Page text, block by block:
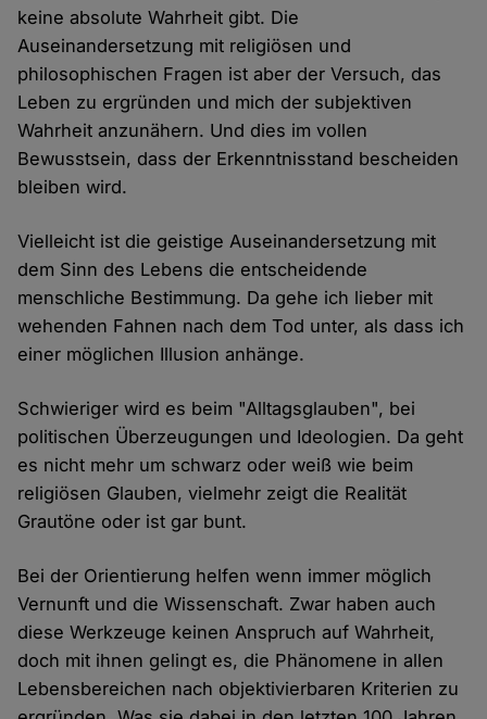
keine absolute Wahrheit gibt. Die
Auseinandersetzung mit religiösen und
philosophischen Fragen ist aber der Versuch, das
Leben zu ergründen und mich der subjektiven
Wahrheit anzunähern. Und dies im vollen
Bewusstsein, dass der Erkenntnisstand bescheiden
bleiben wird.
Vielleicht ist die geistige Auseinandersetzung mit
dem Sinn des Lebens die entscheidende
menschliche Bestimmung. Da gehe ich lieber mit
wehenden Fahnen nach dem Tod unter, als dass ich
einer möglichen Illusion anhänge.
Schwieriger wird es beim "Alltagsglauben", bei
politischen Überzeugungen und Ideologien. Da geht
es nicht mehr um schwarz oder weiß wie beim
religiösen Glauben, vielmehr zeigt die Realität
Grautöne oder ist gar bunt.
Bei der Orientierung helfen wenn immer möglich
Vernunft und die Wissenschaft. Zwar haben auch
diese Werkzeuge keinen Anspruch auf Wahrheit,
doch mit ihnen gelingt es, die Phänomene in allen
Lebensbereichen nach objektivierbaren Kriterien zu